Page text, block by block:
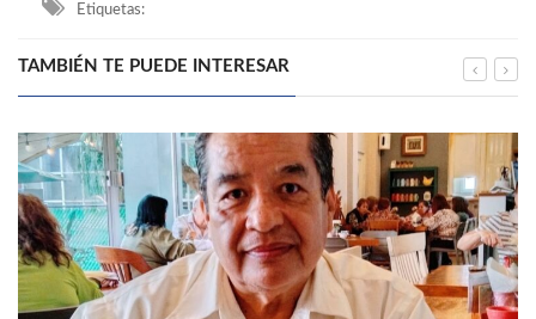
Etiquetas:
TAMBIÉN TE PUEDE INTERESAR